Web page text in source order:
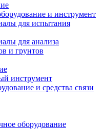
и инструмент
для испытания
для анализа
и грунтов
инструмент
и средства связи
оборудование